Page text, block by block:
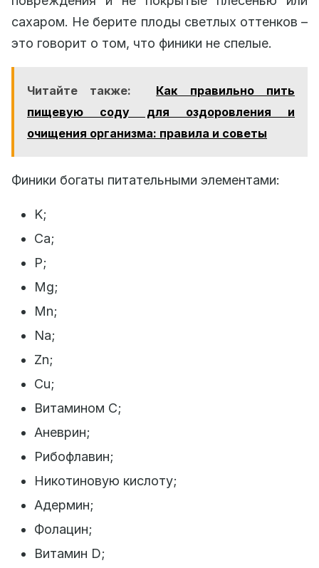
сахаром. Не берите плоды светлых оттенков –
это говорит о том, что финики не спелые.
Читайте также:
Как правильно пить
пищевую соду для оздоровления и
очищения организма: правила и советы
Финики богаты питательными элементами:
K;
Ca;
P;
Mg;
Mn;
Na;
Zn;
Cu;
Витамином C;
Аневрин;
Рибофлавин;
Никотиновую кислоту;
Адермин;
Фолацин;
Витамин D;